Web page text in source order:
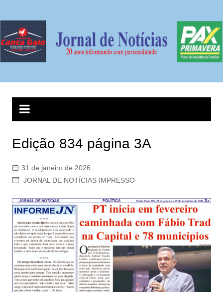
conteúdo
Edição 834 página 3A
31 de janeiro de 2026
JORNAL DE NOTÍCIAS IMPRESSO